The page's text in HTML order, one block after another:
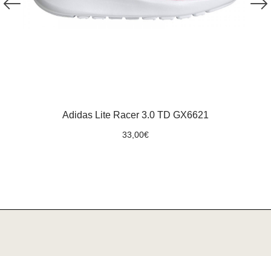
Adidas Lite Racer 3.0 TD GX6621
33,00€